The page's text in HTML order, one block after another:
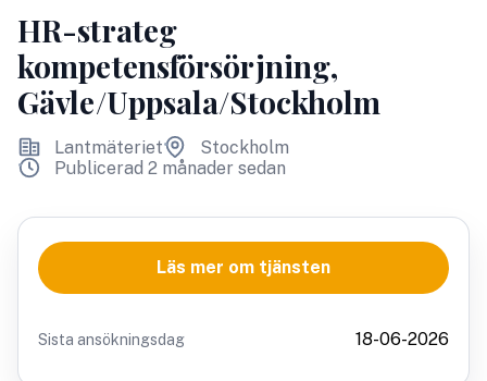
HR-strateg
kompetensförsörjning,
Gävle/Uppsala/Stockholm
Lantmäteriet
Stockholm
Publicerad 2 månader sedan
Läs mer om tjänsten
Sista ansökningsdag 18-06-2026